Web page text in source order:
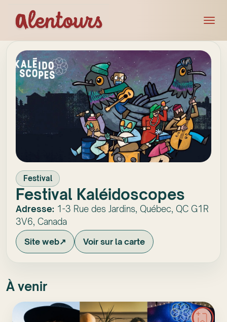
Festival
Festival Kaléidoscopes
Adresse: 1-3 Rue des Jardins, Québec, QC G1R
3V6, Canada
Site web↗ Voir sur la carte
À venir